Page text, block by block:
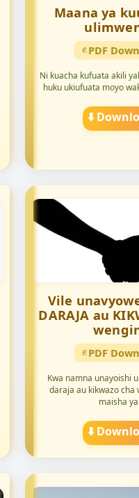
Maana ya
PDF
Ni kuacha kufuata akili
huku ukiufuata moyo
⬇️
Vile
DARAJA au
PDF
Kwa namna unayoishi
daraja au kikwazo cha
maisha
⬇️